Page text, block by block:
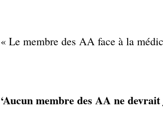
« Le membre des AA face à la
‘Aucun membre des AA ne